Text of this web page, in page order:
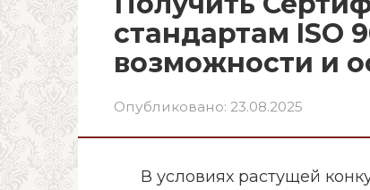
стандартам ISO
возможности и
Опубликовано: 23.08.2025
В условиях растущей